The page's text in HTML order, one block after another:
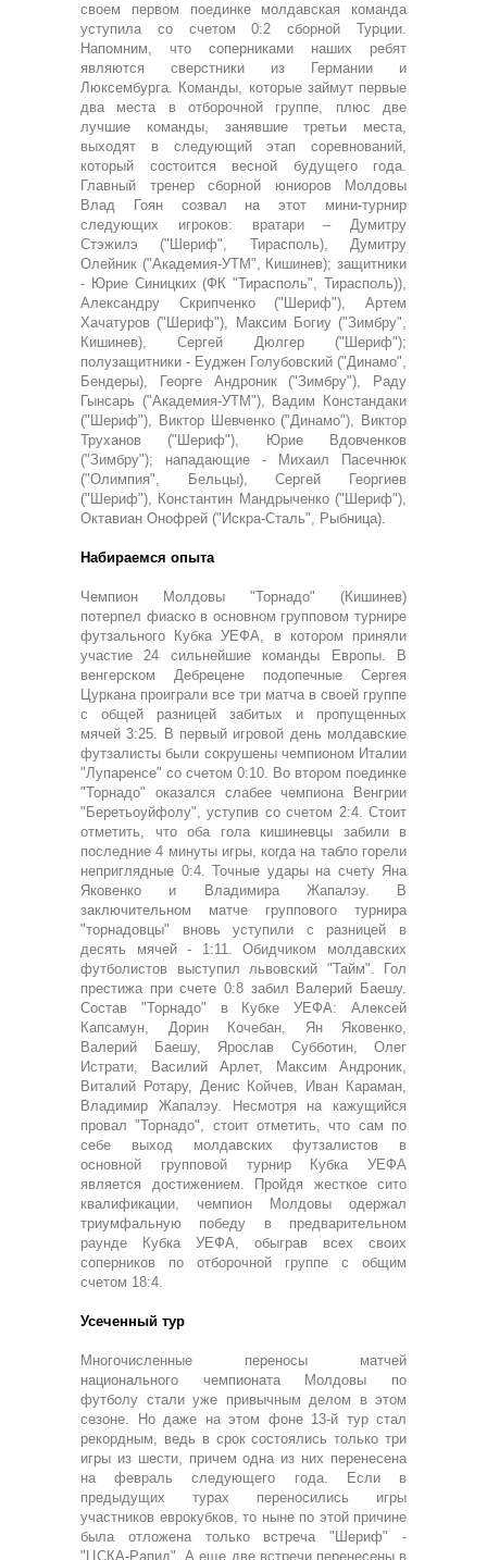
своем первом поединке молдавская команда
уступила со счетом 0:2 сборной Турции.
Напомним, что соперниками наших ребят
являются сверстники из Германии и
Люксембурга. Команды, которые займут первые
два места в отборочной группе, плюс две
лучшие команды, занявшие третьи места,
выходят в следующий этап соревнований,
который состоится весной будущего года.
Главный тренер сборной юниоров Молдовы
Влад Гоян созвал на этот мини-турнир
следующих игроков: вратари – Думитру
Стэжилэ ("Шериф", Тирасполь), Думитру
Олейник ("Академия-УТМ", Кишинев); защитники
- Юрие Синицких (ФК "Тирасполь", Тирасполь)),
Александру Скрипченко ("Шериф"), Артем
Хачатуров ("Шериф"), Максим Богиу ("Зимбру",
Кишинев), Сергей Дюлгер ("Шериф");
полузащитники - Еуджен Голубовский ("Динамо",
Бендеры), Георге Андроник ("Зимбру"), Раду
Гынсарь ("Академия-УТМ"), Вадим Констандаки
("Шериф"), Виктор Шевченко ("Динамо"), Виктор
Труханов ("Шериф"), Юрие Вдовченков
("Зимбру"); нападающие - Михаил Пасечнюк
("Олимпия", Бельцы), Сергей Георгиев
("Шериф"), Константин Мандрыченко ("Шериф"),
Октавиан Онофрей ("Искра-Сталь", Рыбница).
Набираемся опыта
Чемпион Молдовы "Торнадо" (Кишинев)
потерпел фиаско в основном групповом турнире
футзального Кубка УЕФА, в котором приняли
участие 24 сильнейшие команды Европы. В
венгерском Дебрецене подопечные Сергея
Цуркана проиграли все три матча в своей группе
с общей разницей забитых и пропущенных
мячей 3:25. В первый игровой день молдавские
футзалисты были сокрушены чемпионом Италии
"Лупаренсе" со счетом 0:10. Во втором поединке
"Торнадо" оказался слабее чемпиона Венгрии
"Беретьоуйфолу", уступив со счетом 2:4. Стоит
отметить, что оба гола кишиневцы забили в
последние 4 минуты игры, когда на табло горели
неприглядные 0:4. Точные удары на счету Яна
Яковенко и Владимира Жапалэу. В
заключительном матче группового турнира
"торнадовцы" вновь уступили с разницей в
десять мячей - 1:11. Обидчиком молдавских
футболистов выступил львовский "Тайм". Гол
престижа при счете 0:8 забил Валерий Баешу.
Состав "Торнадо" в Кубке УЕФА: Алексей
Капсамун, Дорин Кочебан, Ян Яковенко,
Валерий Баешу, Ярослав Субботин, Олег
Истрати, Василий Арлет, Максим Андроник,
Виталий Ротару, Денис Койчев, Иван Караман,
Владимир Жапалэу. Несмотря на кажущийся
провал "Торнадо", стоит отметить, что сам по
себе выход молдавских футзалистов в
основной групповой турнир Кубка УЕФА
является достижением. Пройдя жесткое сито
квалификации, чемпион Молдовы одержал
триумфальную победу в предварительном
раунде Кубка УЕФА, обыграв всех своих
соперников по отборочной группе с общим
счетом 18:4.
Усеченный тур
Многочисленные переносы матчей
национального чемпионата Молдовы по
футболу стали уже привычным делом в этом
сезоне. Но даже на этом фоне 13-й тур стал
рекордным, ведь в срок состоялись только три
игры из шести, причем одна из них перенесена
на февраль следующего года. Если в
предыдущих турах переносились игры
участников еврокубков, то ныне по этой причине
была отложена только встреча "Шериф" -
"ЦСКА-Рапид". А еще две встречи перенесены в